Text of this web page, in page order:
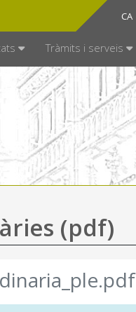
CA
ES
Tràmits i serveis
(pdf)